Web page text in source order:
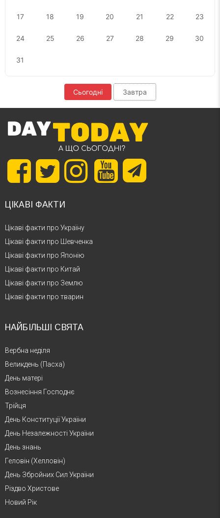
17 18 19 20 21 22 23
24 25 26 27 28 29 30
31
Сьогодні Завтра
ЦІКАВІ ФАКТИ
Цікаві факти про Україну
Цікаві факти про Шевченка
Цікаві факти про Японію
Цікаві факти про Китай
Цікаві факти про Землю
Цікаві факти про тварин
НАЙБІЛЬШІ СВЯТА
Вербна неділя
Великдень (Пасха)
День матері
Вознесіння Господнє
Трійця
День Конституції України
День Незалежності України
День знань
Геловін (Хелловін)
День Збройних Сил України
Різдво Христове
Новий Рік